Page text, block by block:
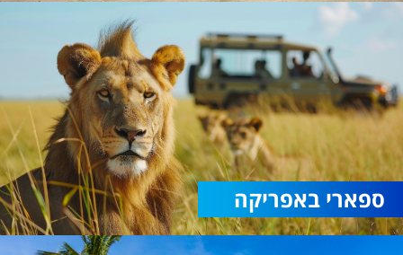
ספארי באפריקה